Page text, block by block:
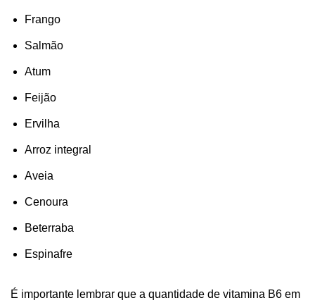
Frango
Salmão
Atum
Feijão
Ervilha
Arroz integral
Aveia
Cenoura
Beterraba
Espinafre
É importante lembrar que a quantidade de vitamina B6 em